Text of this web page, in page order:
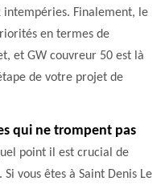
intempéries. Finalement, le
en termes de
et GW couvreur 50 est là
de votre projet de
qui ne trompent pas
point il est crucial de
vous êtes à Saint Denis Le